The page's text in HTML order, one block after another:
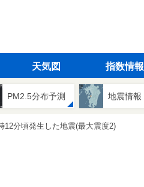
天気図 指数情報
PM2.5分布予測 地震情報
12分頃発生した地震(最大震度2)